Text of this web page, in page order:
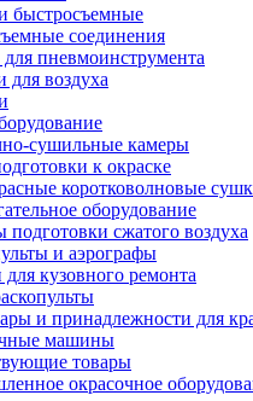
быстросъемные
соединения
пневмоинструмента
для воздуха
сушильные камеры
к окраске
коротковолновые
оборудование
подготовки сжатого воздуха
и аэрографы
кузовного ремонта
и принадлежности для
машины
товары
окрасочное